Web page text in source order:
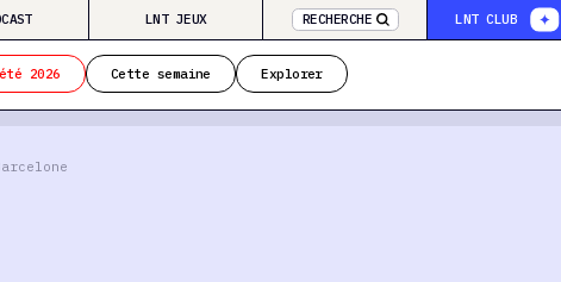
LNT JEUX RECHERCHE LNT CLUB
2026 Cette semaine Explorer